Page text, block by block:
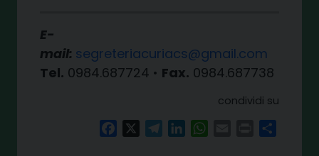
E-
mail: segreteriacuriacs@gmail.com
Tel. 0984.687724 • Fax. 0984.687738
condividi su
FacebookTelegramLinkedInWhatsAppPrint